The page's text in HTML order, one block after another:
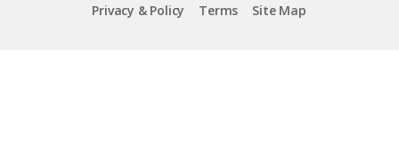
Privacy & Policy Terms Site Map